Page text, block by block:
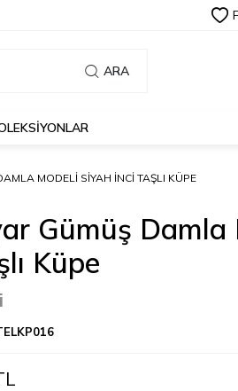
ARA
MODELI SIYAH İNCI TAŞLI KÜPE
Gümüş Damla
Küpe